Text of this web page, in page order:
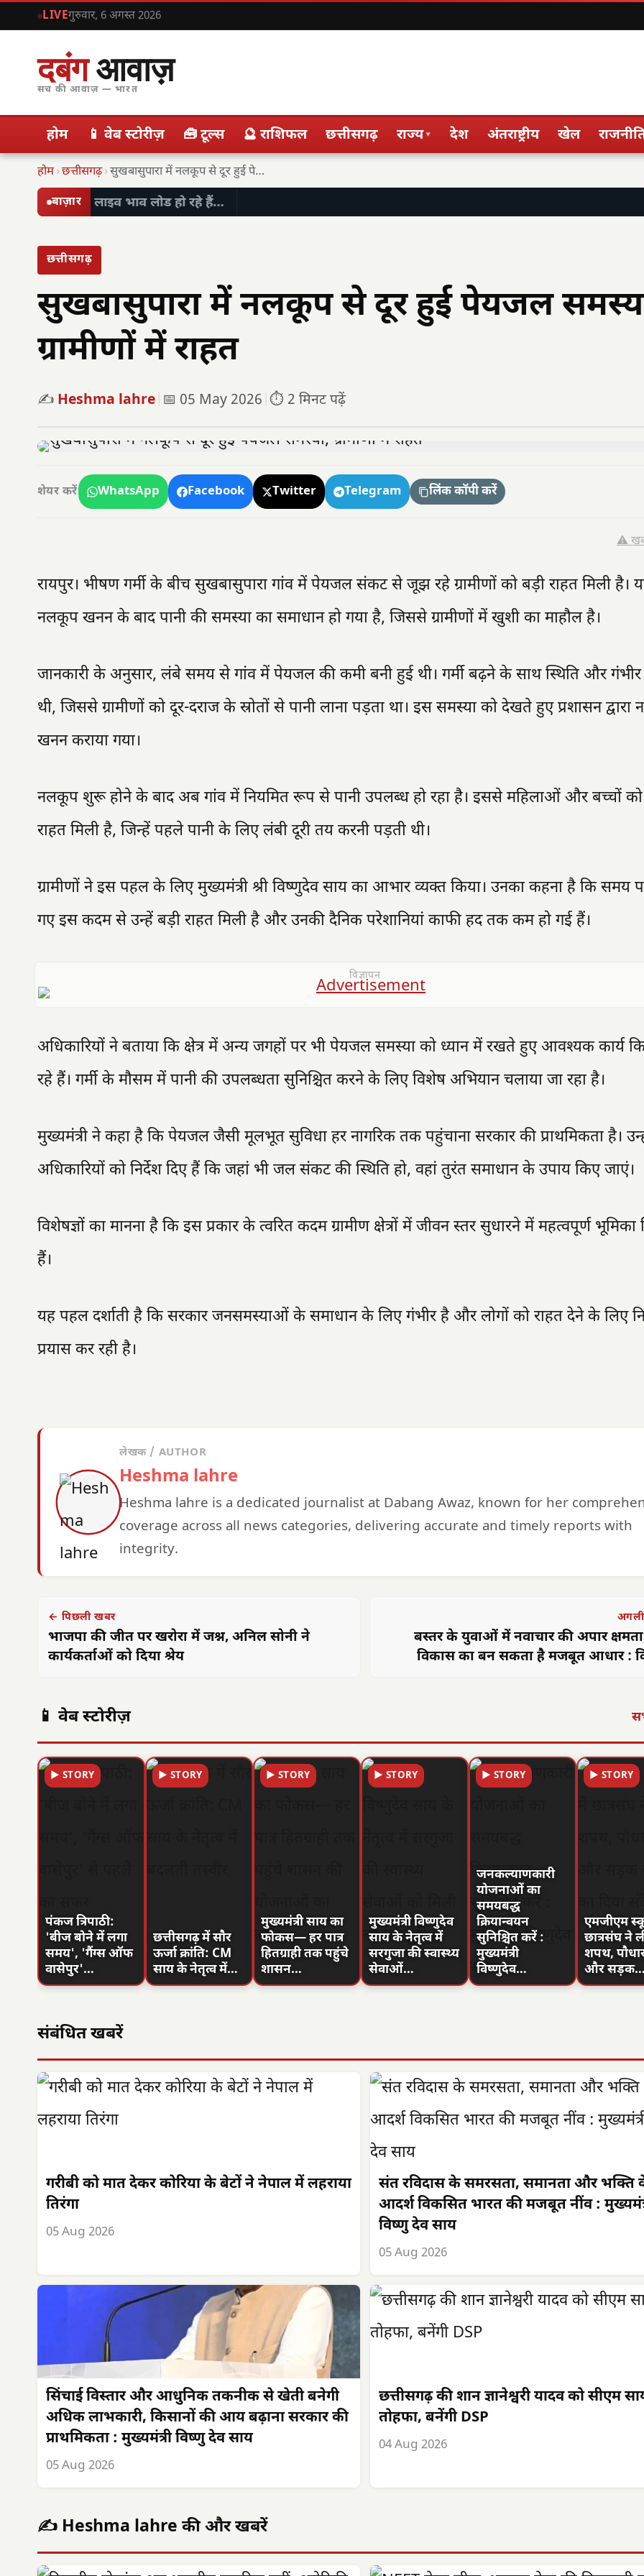
LIVEगुरुवार, 6 अगस्त 2026
दबंगआवाज़
सच की आवाज़ — भारत
होम 📱 वेब स्टोरीज़ 🧰 टूल्स 🔮 राशिफल छत्तीसगढ़ राज्य▾ देश अंतराष्ट्रीय खेल
होम›छत्तीसगढ़› सुखबासुपारा में नलकूप से दूर हुई पेयजल समस्या,…
बाज़ार लाइव भाव लोड हो रहे हैं…
छत्तीसगढ़
सुखबासुपारा में नलकूप से दूर हुई पेयजल
ग्रामीणों में राहत
✍️ Heshma lahre 📅 05 May 2026 ⏱️ 2 मिनट पढ़ें
शेयर करें WhatsApp Facebook Twitter Telegram लिंक कॉपी करें
⚠️
रायपुर। भीषण गर्मी के बीच सुखबासुपारा गांव में पेयजल संकट से जूझ रहे ग्रामीणों को बड़ी राहत मिली है।
नलकूप खनन के बाद पानी की समस्या का समाधान हो गया है, जिससे ग्रामीणों में खुशी का माहौल है।
जानकारी के अनुसार, लंबे समय से गांव में पेयजल की कमी बनी हुई थी। गर्मी बढ़ने के साथ स्थिति और गंभीर
थी, जिससे ग्रामीणों को दूर-दराज के स्रोतों से पानी लाना पड़ता था। इस समस्या को देखते हुए प्रशासन
खनन कराया गया।
नलकूप शुरू होने के बाद अब गांव में नियमित रूप से पानी उपलब्ध हो रहा है। इससे महिलाओं और बच्चों
राहत मिली है, जिन्हें पहले पानी के लिए लंबी दूरी तय करनी पड़ती थी।
ग्रामीणों ने इस पहल के लिए मुख्यमंत्री श्री विष्णुदेव साय का आभार व्यक्त किया। उनका कहना है कि समय
गए इस कदम से उन्हें बड़ी राहत मिली है और उनकी दैनिक परेशानियां काफी हद तक कम हो गई हैं।
विज्ञापन
अधिकारियों ने बताया कि क्षेत्र में अन्य जगहों पर भी पेयजल समस्या को ध्यान में रखते हुए आवश्यक कार्य
रहे हैं। गर्मी के मौसम में पानी की उपलब्धता सुनिश्चित करने के लिए विशेष अभियान चलाया जा रहा है।
मुख्यमंत्री ने कहा है कि पेयजल जैसी मूलभूत सुविधा हर नागरिक तक पहुंचाना सरकार की प्राथमिकता है।
अधिकारियों को निर्देश दिए हैं कि जहां भी जल संकट की स्थिति हो, वहां तुरंत समाधान के उपाय किए जाएं।
विशेषज्ञों का मानना है कि इस प्रकार के त्वरित कदम ग्रामीण क्षेत्रों में जीवन स्तर सुधारने में महत्वपूर्ण भूमिका
हैं।
यह पहल दर्शाती है कि सरकार जनसमस्याओं के समाधान के लिए गंभीर है और लोगों को राहत देने के लिए
प्रयास कर रही है।
लेखक / AUTHOR
Heshma lahre
Heshma lahre is a dedicated journalist at Dabang Awaz, known for her
coverage across all news categories, delivering accurate and timely reports with
integrity.
← पिछली खबर
भाजपा की जीत पर खरोरा में जश्न, अनिल सोनी ने
कार्यकर्ताओं को दिया श्रेय
बस्तर के युवाओं में नवाचार की अपार क्षमता,
विकास का बन सकता है मजबूत आधार :
📱 वेब स्टोरीज़
▶ STORY
पंकज त्रिपाठी:
'बीज बोने में लगा
समय', 'गैंग्स ऑफ
वासेपुर'…
▶ STORY
छत्तीसगढ़ में सौर
ऊर्जा क्रांति: CM
साय के नेतृत्व में…
▶ STORY
मुख्यमंत्री साय का
फोकस— हर पात्र
हितग्राही तक पहुंचे
शासन…
▶ STORY
मुख्यमंत्री विष्णुदेव
साय के नेतृत्व में
सरगुजा की स्वास्थ्य
सेवाओं…
▶ STORY
जनकल्याणकारी
योजनाओं का
समयबद्ध
क्रियान्वयन
सुनिश्चित करें :
मुख्यमंत्री
विष्णुदेव…
▶ STORY
एमजीएम
छात्रसंघ ने
शपथ,
और सड़क…
संबंधित खबरें
गरीबी को मात देकर कोरिया के बेटों ने नेपाल में लहराया
तिरंगा
05 Aug 2026
संत रविदास के समरसता, समानता और भक्ति
आदर्श विकसित भारत की मजबूत नींव :
विष्णु देव साय
05 Aug 2026
सिंचाई विस्तार और आधुनिक तकनीक से खेती बनेगी
अधिक लाभकारी, किसानों की आय बढ़ाना सरकार की
प्राथमिकता : मुख्यमंत्री विष्णु देव साय
05 Aug 2026
छत्तीसगढ़ की शान ज्ञानेश्वरी यादव को सीएम
तोहफा, बनेंगी DSP
04 Aug 2026
✍️ Heshma lahre की और खबरें